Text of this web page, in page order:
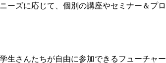
ズに応じて、個別の講座やセミナー＆プ
さんたちが自由に参加できるフューチャ